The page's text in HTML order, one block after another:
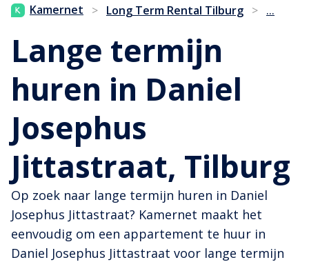
Kamernet > Long Term Rental Tilburg > ...
Lange termijn
huren in Daniel
Josephus
Jittastraat, Tilburg
Op zoek naar lange termijn huren in Daniel
Josephus Jittastraat? Kamernet maakt het
eenvoudig om een appartement te huur in
Daniel Josephus Jittastraat voor lange termijn